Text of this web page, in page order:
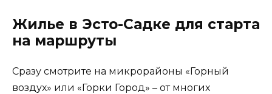
Жилье в Эсто-Садке для старта
на маршруты
Сразу смотрите на микрорайоны «Горный
воздух» или «Горки Город» – от многих